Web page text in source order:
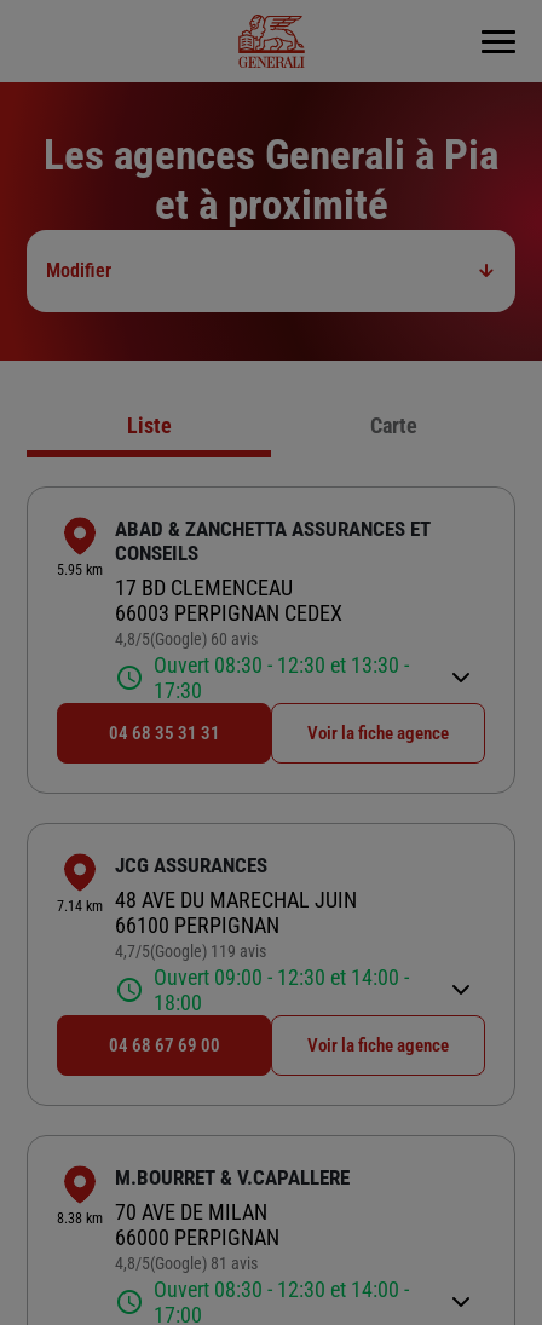
Menu
Les agences Generali à Pia
et à proximité
Modifier
Liste Carte
5.95 km
ABAD & ZANCHETTA ASSURANCES ET
CONSEILS
17 BD CLEMENCEAU
66003 PERPIGNAN CEDEX
4,8/5Note de 4.8 sur 5
(Google) 60 avis
Ouvert 08:30 - 12:30 et 13:30 -
17:30
04 68 35 31 31 Voir la fiche agence
7.14 km
JCG ASSURANCES
48 AVE DU MARECHAL JUIN
66100 PERPIGNAN
4,7/5Note de 4.7 sur 5
(Google) 119 avis
Ouvert 09:00 - 12:30 et 14:00 -
18:00
04 68 67 69 00 Voir la fiche agence
8.38 km
M.BOURRET & V.CAPALLERE
70 AVE DE MILAN
66000 PERPIGNAN
4,8/5Note de 4.8 sur 5
(Google) 81 avis
Ouvert 08:30 - 12:30 et 14:00 -
17:00